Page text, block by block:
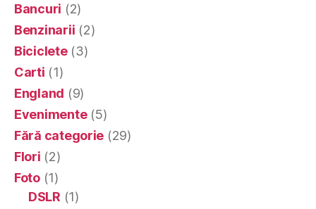
Bancuri (2)
Benzinarii (2)
Biciclete(3)
Carti (1)
England (9)
Evenimente(5)
Fără categorie (29)
Flori (2)
Foto(1)
DSLR (1)